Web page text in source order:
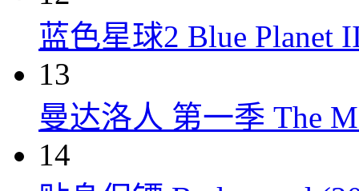
蓝色星球2 Blue Planet
13
曼达洛人 第一季 The
14